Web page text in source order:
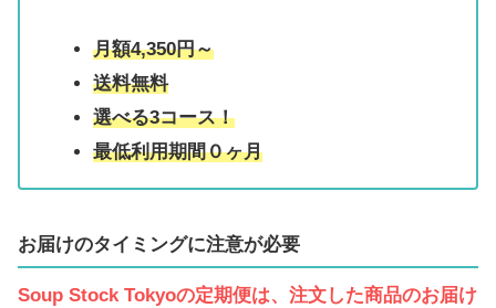
月額4,350円～
送料無料
選べる3コース！
最低利用期間０ヶ月
お届けのタイミングに注意が必要
Soup Stock Tokyoの定期便は、注文した商品のお届け